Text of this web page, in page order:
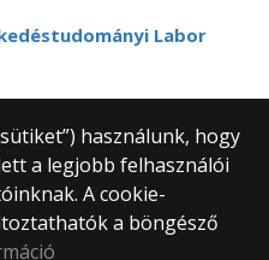
Labor
használunk, hogy
a legjobb felhasználói
A cookie-
a böngésző
Tudományegyetem
tér 1–3.
+36 1 411 6500